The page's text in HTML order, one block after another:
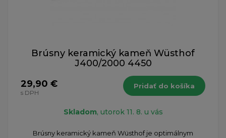
Brúsny keramický kameň Wüsthof
J400/2000 4450
29,90 €
s DPH
Pridať do košíka
Skladom, utorok 11. 8. u vás
Brúsny keramický kameň Wüsthof je optimálnym